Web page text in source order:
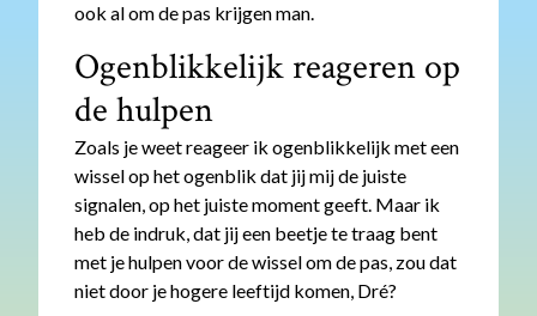
ook al om de pas krijgen man.
Ogenblikkelijk reageren op
de hulpen
Zoals je weet reageer ik ogenblikkelijk met een
wissel op het ogenblik dat jij mij de juiste
signalen, op het juiste moment geeft. Maar ik
heb de indruk, dat jij een beetje te traag bent
met je hulpen voor de wissel om de pas, zou dat
niet door je hogere leeftijd komen, Dré?